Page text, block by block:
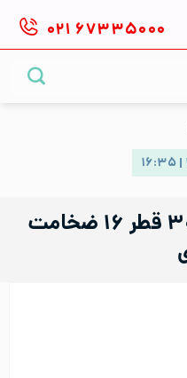
۰۲۱ ۶۷۳۳۵۰۰۰
لوله دکوراتیو استیل ۳۰۴ قطر ۱۶ ضخامت